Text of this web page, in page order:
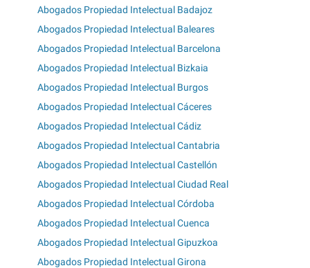
Abogados Propiedad Intelectual Badajoz
Abogados Propiedad Intelectual Baleares
Abogados Propiedad Intelectual Barcelona
Abogados Propiedad Intelectual Bizkaia
Abogados Propiedad Intelectual Burgos
Abogados Propiedad Intelectual Cáceres
Abogados Propiedad Intelectual Cádiz
Abogados Propiedad Intelectual Cantabria
Abogados Propiedad Intelectual Castellón
Abogados Propiedad Intelectual Ciudad Real
Abogados Propiedad Intelectual Córdoba
Abogados Propiedad Intelectual Cuenca
Abogados Propiedad Intelectual Gipuzkoa
Abogados Propiedad Intelectual Girona